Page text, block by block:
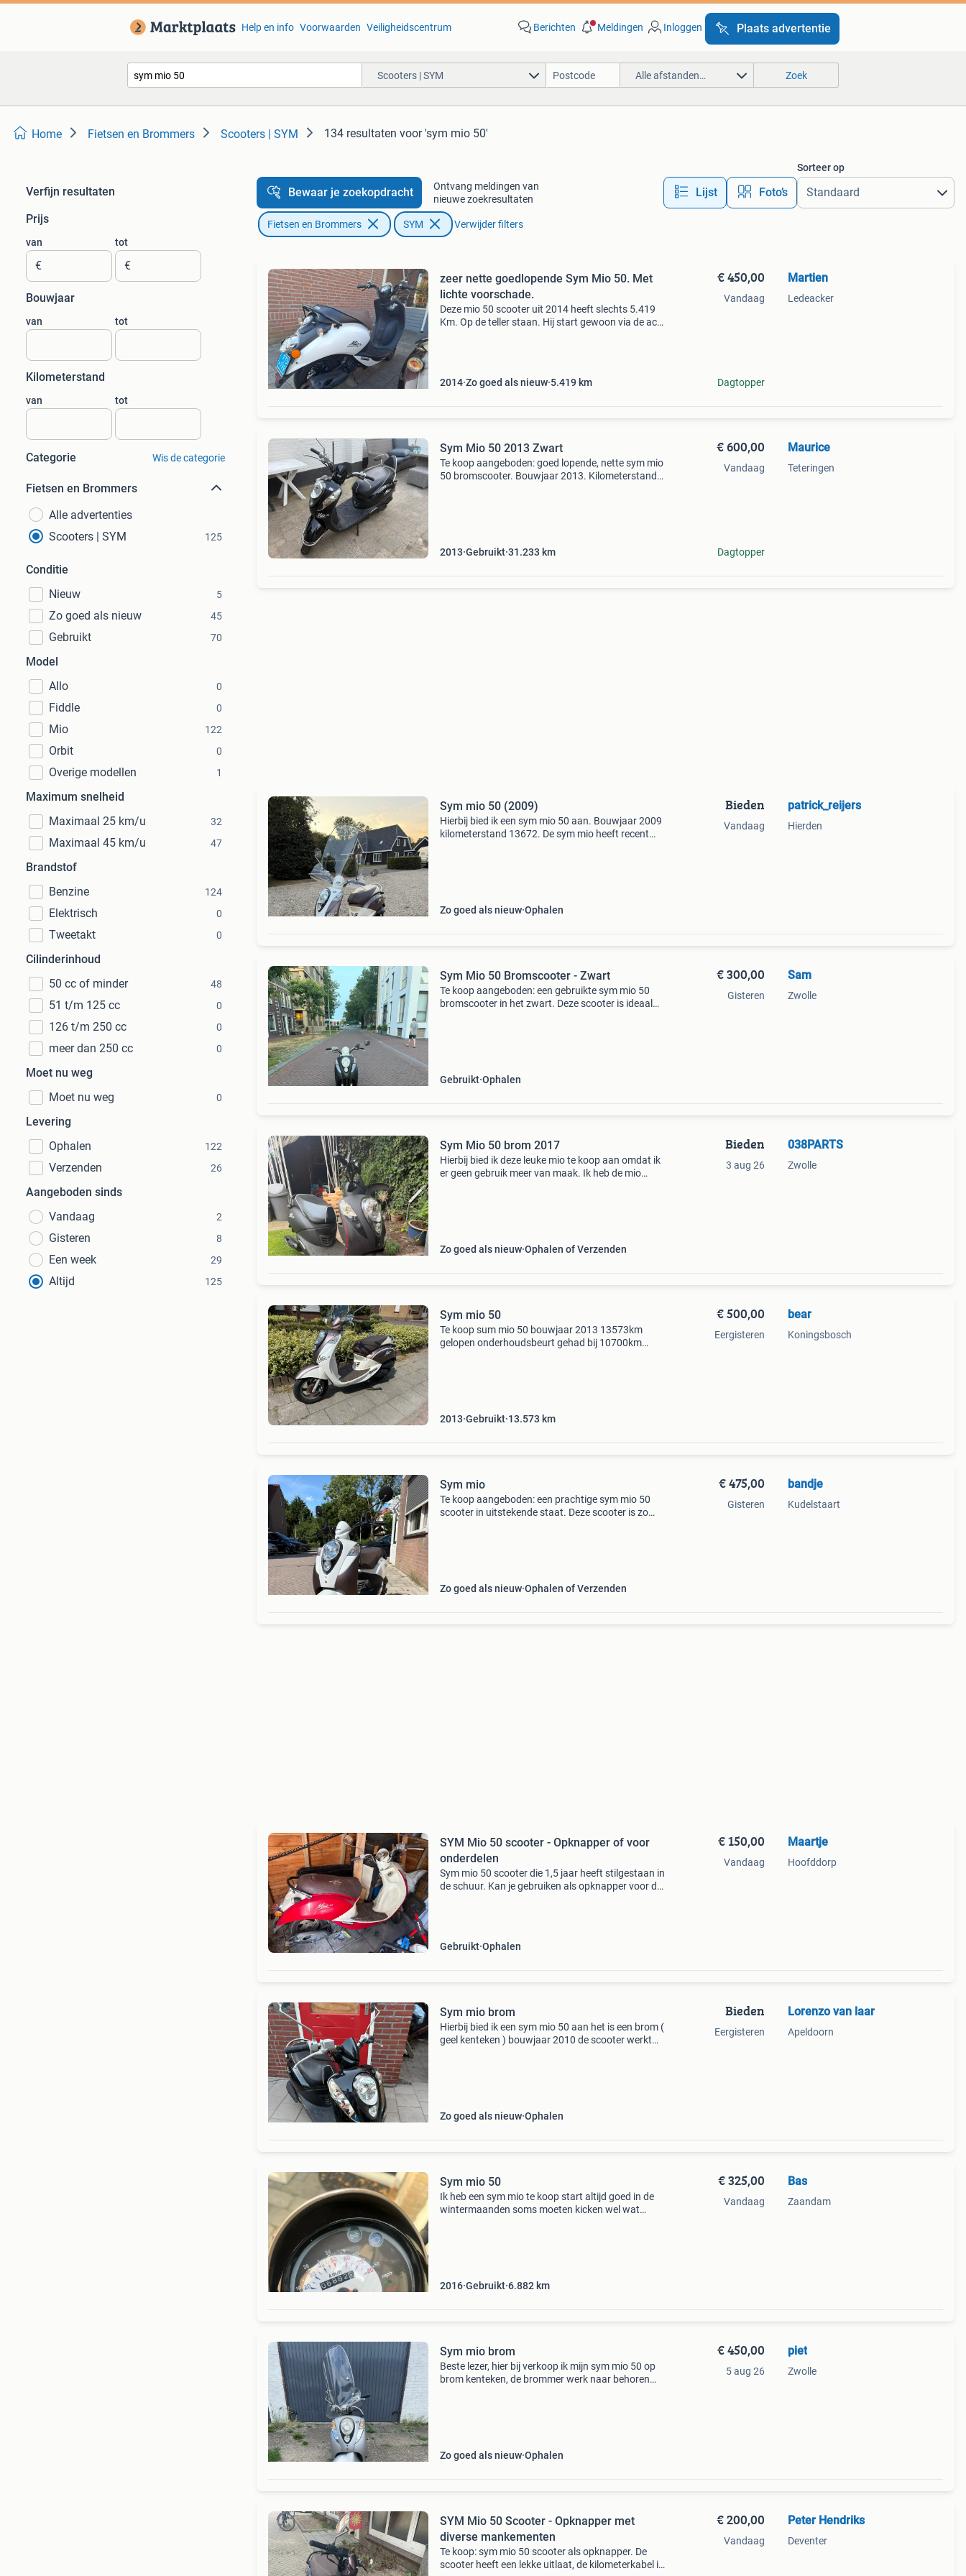
Help en info Voorwaarden Veiligheidscentrum Berichten Meldingen Inloggen Plaats advertentie
Scooters | SYM Alle afstanden… Zoek
Home Fietsen en Brommers Scooters | SYM 134 resultaten voor 'sym mio 50'
Verfijn resultaten
Prijs
van
€
tot
€
Bouwjaar
van tot
Kilometerstand
van tot
Categorie Wis de categorie
Fietsen en Brommers
Alle advertenties
Scooters | SYM
125
Conditie
Nieuw
5
Zo goed als nieuw 45
Gebruikt 70
Model
Allo
0
Fiddle 0
Mio 122
Orbit 0
Overige modellen 1
Maximum snelheid
Maximaal 25 km/u
32
Maximaal 45 km/u 47
Brandstof
Benzine
124
Elektrisch 0
Tweetakt 0
Cilinderinhoud
50 cc of minder
48
51 t/m 125 cc 0
126 t/m 250 cc 0
meer dan 250 cc 0
Moet nu weg
Moet nu weg
0
Levering
Ophalen
122
Verzenden 26
Aangeboden sinds
Vandaag
2
Gisteren 8
Een week 29
Altijd 125
Bewaar je zoekopdracht
Ontvang meldingen van
nieuwe zoekresultaten
Lijst Foto’s
Sorteer op
Fietsen en Brommers SYM Verwijder filters
zeer nette goedlopende Sym Mio 50. Met
lichte voorschade.
Deze mio 50 scooter uit 2014 heeft slechts 5.419
Km. Op de teller staan. Hij start gewoon via de accu
2014 Zo goed als nieuw 5.419 km
€ 450,00
Vandaag
Dagtopper
Martien
Ledeacker
Sym Mio 50 2013 Zwart
Te koop aangeboden: goed lopende, nette sym mio
50 bromscooter. Bouwjaar 2013. Kilometerstand
2013 Gebruikt 31.233 km
€ 600,00
Vandaag
Dagtopper
Maurice
Teteringen
Sym mio 50 (2009)
Hierbij bied ik een sym mio 50 aan. Bouwjaar 2009
kilometerstand 13672. De sym mio heeft recent
Zo goed als nieuw Ophalen
Bieden
Vandaag
patrick_reijers
Hierden
Sym Mio 50 Bromscooter - Zwart
Te koop aangeboden: een gebruikte sym mio 50
bromscooter in het zwart. Deze scooter is ideaal
Gebruikt Ophalen
€ 300,00
Gisteren
Sam
Zwolle
Sym Mio 50 brom 2017
Hierbij bied ik deze leuke mio te koop aan omdat ik
er geen gebruik meer van maak. Ik heb de mio
Zo goed als nieuw Ophalen of Verzenden
Bieden
3 aug 26
038PARTS
Zwolle
Sym mio 50
Te koop sum mio 50 bouwjaar 2013 13573km
gelopen onderhoudsbeurt gehad bij 10700km
2013 Gebruikt 13.573 km
€ 500,00
Eergisteren
bear
Koningsbosch
Sym mio
Te koop aangeboden: een prachtige sym mio 50
scooter in uitstekende staat. Deze scooter is zo
Zo goed als nieuw Ophalen of Verzenden
€ 475,00
Gisteren
bandje
Kudelstaart
SYM Mio 50 scooter - Opknapper of voor
onderdelen
Sym mio 50 scooter die 1,5 jaar heeft stilgestaan in
de schuur. Kan je gebruiken als opknapper voor de
Gebruikt Ophalen
€ 150,00
Vandaag
Maartje
Hoofddorp
Sym mio brom
Hierbij bied ik een sym mio 50 aan het is een brom (
geel kenteken ) bouwjaar 2010 de scooter werkt
Zo goed als nieuw Ophalen
Bieden
Eergisteren
Lorenzo van laar
Apeldoorn
Sym mio 50
Ik heb een sym mio te koop start altijd goed in de
wintermaanden soms moeten kicken wel wat
2016 Gebruikt 6.882 km
€ 325,00
Vandaag
Bas
Zaandam
Sym mio brom
Beste lezer, hier bij verkoop ik mijn sym mio 50 op
brom kenteken, de brommer werk naar behoren
Zo goed als nieuw Ophalen
€ 450,00
5 aug 26
piet
Zwolle
SYM Mio 50 Scooter - Opknapper met
diverse mankementen
Te koop: sym mio 50 scooter als opknapper. De
scooter heeft een lekke uitlaat, de kilometerkabel is
€ 200,00
Vandaag
Peter Hendriks
Deventer